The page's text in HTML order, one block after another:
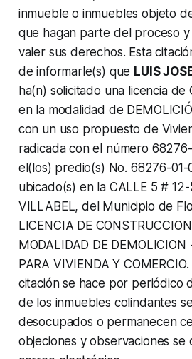
inmueble o inmuebles objeto
que hagan parte del proceso
valer sus derechos. Esta
de informarle(s) que LUIS
ha(n) solicitado una licencia de
en la modalidad de
con un uso propuesto de
radicada con el número
el(los) predio(s) No. 68276-
ubicado(s) en la CALLE 5 #
VILLABEL, del Municipio de
LICENCIA DE
MODALIDAD DE DEMOLICION
PARA VIVIENDA Y
citación se hace por periódico
de los inmuebles colindantes
desocupados o permanecen
objeciones y observaciones se